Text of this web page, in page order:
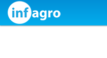
Skip to content